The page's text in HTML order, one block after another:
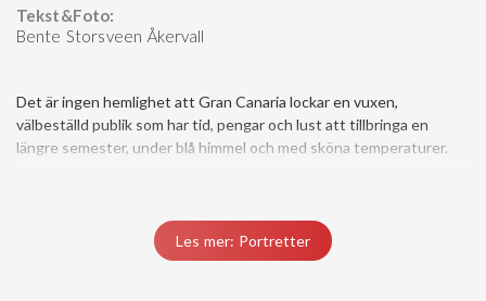
Tekst&Foto:
Bente Storsveen Åkervall
Det är ingen hemlighet att Gran Canaria lockar en vuxen,
välbeställd publik som har tid, pengar och lust att tillbringa en
längre semester, under blå himmel och med sköna temperaturer.
Vis medlemsnivåer Logg inn her
Les mer: Portretter